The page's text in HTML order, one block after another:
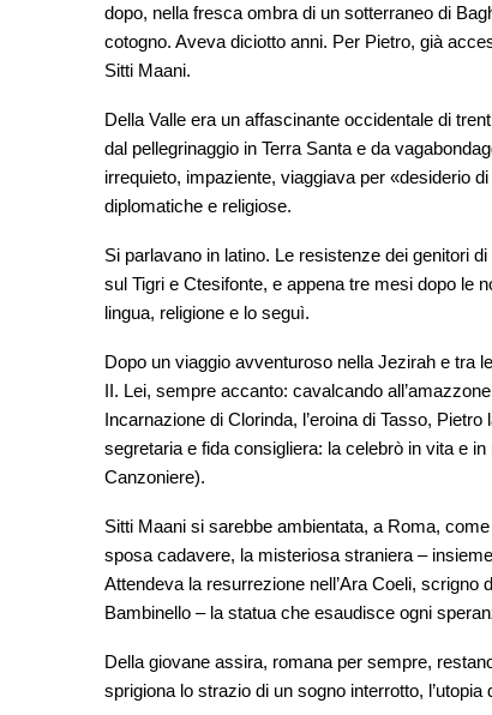
dopo, nella fresca ombra di un sotterraneo di
cotogno. Aveva diciotto anni. Per Pietro, già
Sitti Maani.
Della Valle era un affascinante occidentale di
dal pellegrinaggio in Terra Santa e da
irrequieto, impaziente, viaggiava per «desiderio
diplomatiche e religiose.
Si parlavano in latino. Le resistenze dei genitori
sul Tigri e Ctesifonte, e appena tre mesi dopo le
lingua, religione e lo seguì.
Dopo un viaggio avventuroso nella Jezirah e tra
II. Lei, sempre accanto: cavalcando
Incarnazione di Clorinda, l’eroina di Tasso,
segretaria e fida consigliera: la celebrò in vita e
Canzoniere).
Sitti Maani si sarebbe ambientata, a Roma,
sposa cadavere, la misteriosa straniera –
Attendeva la resurrezione nell’Ara Coeli,
Bambinello – la statua che esaudisce ogni
Della giovane assira, romana per sempre,
sprigiona lo strazio di un sogno interrotto,